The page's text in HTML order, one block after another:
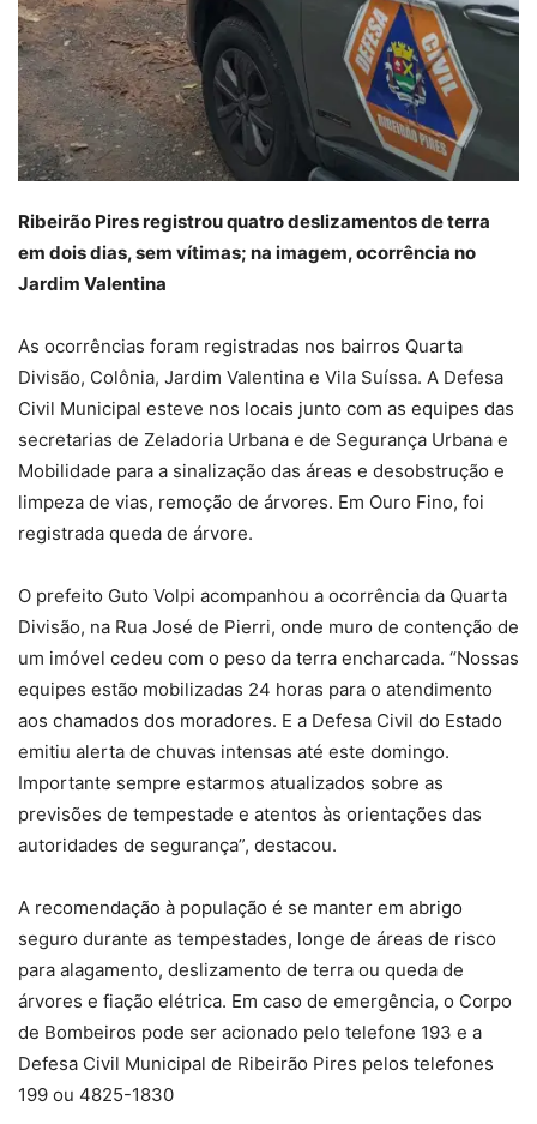
Ribeirão Pires registrou quatro deslizamentos de terra
em dois dias, sem vítimas; na imagem, ocorrência no
Jardim Valentina
As ocorrências foram registradas nos bairros Quarta
Divisão, Colônia, Jardim Valentina e Vila Suíssa. A Defesa
Civil Municipal esteve nos locais junto com as equipes das
secretarias de Zeladoria Urbana e de Segurança Urbana e
Mobilidade para a sinalização das áreas e desobstrução e
limpeza de vias, remoção de árvores. Em Ouro Fino, foi
registrada queda de árvore.
O prefeito Guto Volpi acompanhou a ocorrência da Quarta
Divisão, na Rua José de Pierri, onde muro de contenção de
um imóvel cedeu com o peso da terra encharcada. “Nossas
equipes estão mobilizadas 24 horas para o atendimento
aos chamados dos moradores. E a Defesa Civil do Estado
emitiu alerta de chuvas intensas até este domingo.
Importante sempre estarmos atualizados sobre as
previsões de tempestade e atentos às orientações das
autoridades de segurança”, destacou.
A recomendação à população é se manter em abrigo
seguro durante as tempestades, longe de áreas de risco
para alagamento, deslizamento de terra ou queda de
árvores e fiação elétrica. Em caso de emergência, o Corpo
de Bombeiros pode ser acionado pelo telefone 193 e a
Defesa Civil Municipal de Ribeirão Pires pelos telefones
199 ou 4825-1830